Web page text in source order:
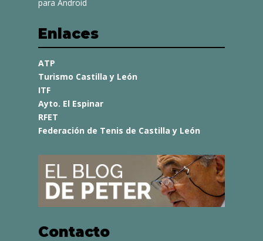
para Android
Enlaces
ATP
Turismo Castilla y León
ITF
Ayto. El Espinar
RFET
Federación de Tenis de Castilla y León
Contacto